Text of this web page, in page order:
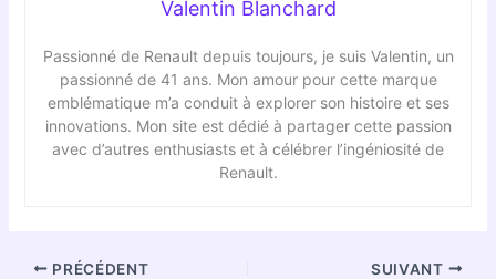
Valentin Blanchard
Passionné de Renault depuis toujours, je suis Valentin, un
passionné de 41 ans. Mon amour pour cette marque
emblématique m’a conduit à explorer son histoire et ses
innovations. Mon site est dédié à partager cette passion
avec d’autres enthusiasts et à célébrer l’ingéniosité de
Renault.
PRÉCÉDENT SUIVANT